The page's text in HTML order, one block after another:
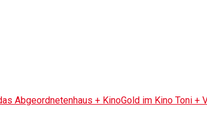
Abgeordnetenhaus + KinoGold im Kino Toni +